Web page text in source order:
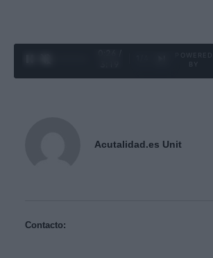
Acutalidad.es Unit
Contacto: